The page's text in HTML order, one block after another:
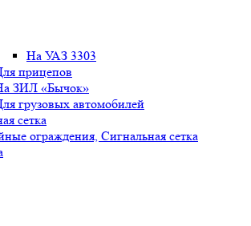
На УАЗ 3303
прицепов
ЗИЛ «Бычок»
грузовых автомобилей
сетка
ограждения, Сигнальная сетка